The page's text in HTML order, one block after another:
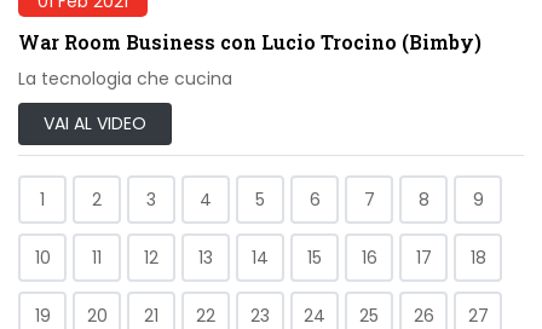
War Room Business con Lucio Trocino (Bimby)
La tecnologia che cucina
VAI AL VIDEO
1 2 3 4 5 6 7 8 9
10 11 12 13 14 15 16 17 18
19 20 21 22 23 24 25 26 27